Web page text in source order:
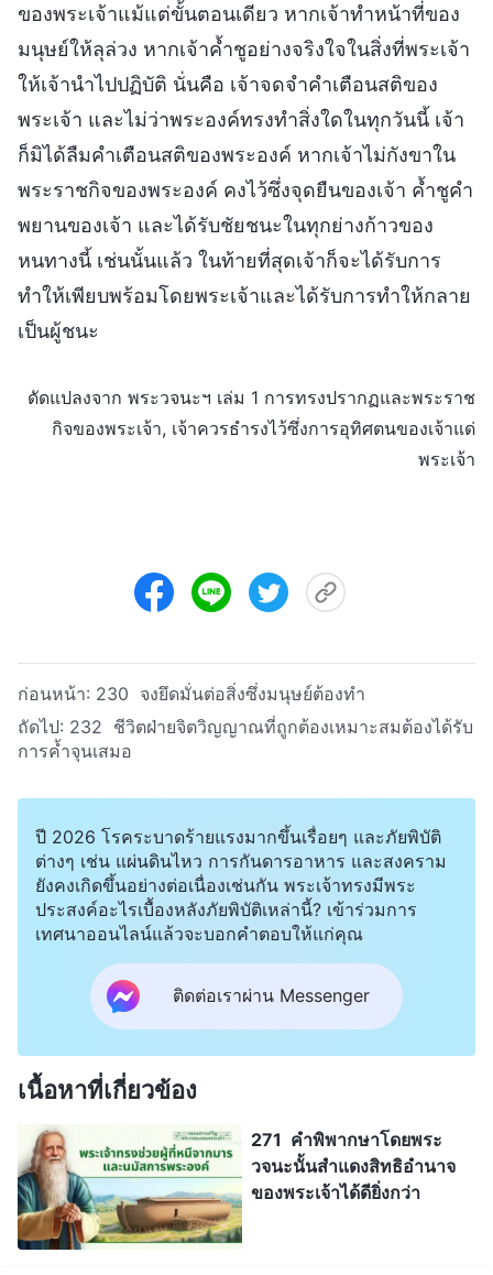
ของพระเจ้าแม้แต่ขั้นตอนเดียว หากเจ้าทำหน้าที่ของ
มนุษย์ให้ลุล่วง หากเจ้าค้ำชูอย่างจริงใจในสิ่งที่พระเจ้า
ให้เจ้านำไปปฏิบัติ นั่นคือ เจ้าจดจำคำเตือนสติของ
พระเจ้า และไม่ว่าพระองค์ทรงทำสิ่งใดในทุกวันนี้ เจ้า
ก็มิได้ลืมคำเตือนสติของพระองค์ หากเจ้าไม่กังขาใน
พระราชกิจของพระองค์ คงไว้ซึ่งจุดยืนของเจ้า ค้ำชูคำ
พยานของเจ้า และได้รับชัยชนะในทุกย่างก้าวของ
หนทางนี้ เช่นนั้นแล้ว ในท้ายที่สุดเจ้าก็จะได้รับการ
ทำให้เพียบพร้อมโดยพระเจ้าและได้รับการทำให้กลาย
เป็นผู้ชนะ
ดัดแปลงจาก พระวจนะฯ เล่ม 1 การทรงปรากฏและพระราช
กิจของพระเจ้า, เจ้าควรธำรงไว้ซึ่งการอุทิศตนของเจ้าแด่
พระเจ้า
ก่อนหน้า: 230 จงยึดมั่นต่อสิ่งซึ่งมนุษย์ต้องทำ
ถัดไป: 232 ชีวิตฝ่ายจิตวิญญาณที่ถูกต้องเหมาะสมต้องได้รับ
การค้ำจุนเสมอ
ปี 2026 โรคระบาดร้ายแรงมากขึ้นเรื่อยๆ และภัยพิบัติ
ต่างๆ เช่น แผ่นดินไหว การกันดารอาหาร และสงคราม
ยังคงเกิดขึ้นอย่างต่อเนื่องเช่นกัน พระเจ้าทรงมีพระ
ประสงค์อะไรเบื้องหลังภัยพิบัติเหล่านี้? เข้าร่วมการ
เทศนาออนไลน์แล้วจะบอกคำตอบให้แก่คุณ
ติดต่อเราผ่าน Messenger
เนื้อหาที่เกี่ยวข้อง
271 คำพิพากษาโดยพระ
วจนะนั้นสำแดงสิทธิอำนาจ
ของพระเจ้าได้ดียิ่งกว่า